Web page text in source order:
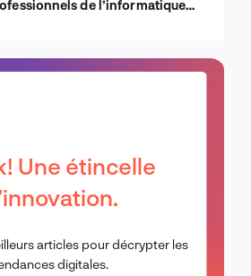
de l’informatique
Une étincelle
articles pour décrypter les
digitales.